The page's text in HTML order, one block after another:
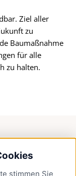
stimmen Sie
Ziel aller
zu
Baumaßnahme
für alle
zu halten.